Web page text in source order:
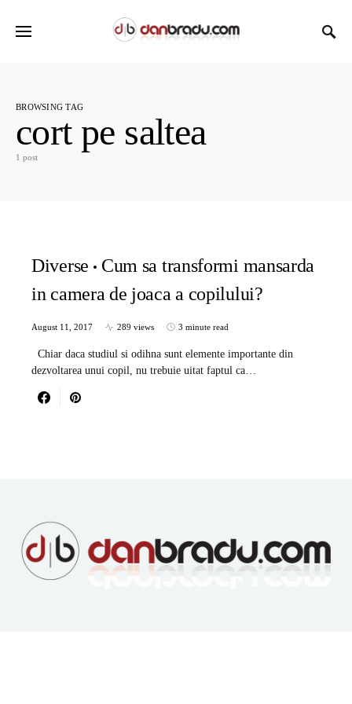
BROWSING TAG
cort pe saltea
1 post
Diverse
Cum sa transformi mansarda
in camera de joaca a copilului?
August 11, 2017 289 views 3 minute read
Chiar daca studiul si odihna sunt elemente importante din
dezvoltarea unui copil, nu trebuie uitat faptul ca…